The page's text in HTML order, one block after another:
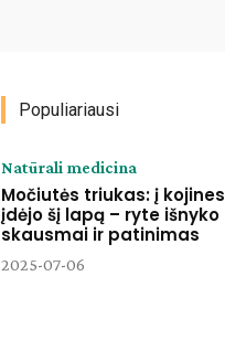
Populiariausi
Natūrali medicina
Močiutės triukas: į kojines
įdėjo šį lapą – ryte išnyko
skausmai ir patinimas
2025-07-06